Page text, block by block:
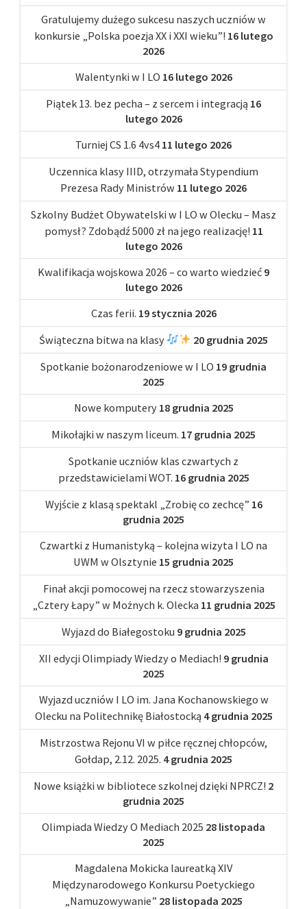
Gratulujemy dużego sukcesu naszych uczniów w
konkursie „Polska poezja XX i XXI wieku”! 16 lutego
2026
Walentynki w I LO 16 lutego 2026
Piątek 13. bez pecha – z sercem i integracją 16
lutego 2026
Turniej CS 1.6 4vs4 11 lutego 2026
Uczennica klasy IIID, otrzymała Stypendium
Prezesa Rady Ministrów 11 lutego 2026
Szkolny Budżet Obywatelski w I LO w Olecku – Masz
pomysł? Zdobądź 5000 zł na jego realizację! 11
lutego 2026
Kwalifikacja wojskowa 2026 – co warto wiedzieć 9
lutego 2026
Czas ferii. 19 stycznia 2026
Świąteczna bitwa na klasy
20 grudnia 2025
Spotkanie bożonarodzeniowe w I LO 19 grudnia
2025
Nowe komputery 18 grudnia 2025
Mikołajki w naszym liceum. 17 grudnia 2025
Spotkanie uczniów klas czwartych z
przedstawicielami WOT. 16 grudnia 2025
Wyjście z klasą spektakl „Zrobię co zechcę” 16
grudnia 2025
Czwartki z Humanistyką – kolejna wizyta I LO na
UWM w Olsztynie 15 grudnia 2025
Finał akcji pomocowej na rzecz stowarzyszenia
„Cztery Łapy” w Możnych k. Olecka 11 grudnia 2025
Wyjazd do Białegostoku 9 grudnia 2025
XII edycji Olimpiady Wiedzy o Mediach! 9 grudnia
2025
Wyjazd uczniów I LO im. Jana Kochanowskiego w
Olecku na Politechnikę Białostocką 4 grudnia 2025
Mistrzostwa Rejonu VI w piłce ręcznej chłopców,
Gołdap, 2.12. 2025. 4 grudnia 2025
Nowe książki w bibliotece szkolnej dzięki NPRCZ! 2
grudnia 2025
Olimpiada Wiedzy O Mediach 2025 28 listopada
2025
Magdalena Mokicka laureatką XIV
Międzynarodowego Konkursu Poetyckiego
„Namuzowywanie” 28 listopada 2025